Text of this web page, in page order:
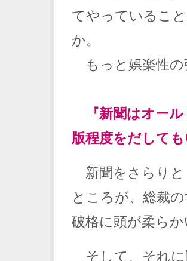
てやっているこ
か。
もっと娯楽性の
『新聞はオール
版程度をだして
新聞をさらりと
ところが、総裁
破格に頭が柔らか
そして、それに